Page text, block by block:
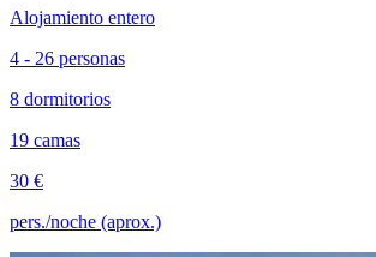
Alojamiento entero
4 - 26 personas
8 dormitorios
19 camas
30 €
pers./noche (aprox.)